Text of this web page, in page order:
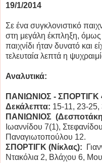
19/1/2014
Σε ένα συγκλονιστικό
στη μεγάλη έκπληξη, όμως
παιχνίδι ήταν δυνατό και
τελευταία λεπτά η
Αναλυτικά:
ΠΑΝΙΩΝΙΟΣ - ΣΠΟΡΤΙΓΚ
Δεκάλεπτα: 15-11, 23-
ΠΑΝΙΩΝΙΟΣ
Ιωαννίδου 7(1),
Παναγιωτοπούλου 12.
ΣΠΟΡΤΙΓΚ (Νίκλας):
Ντακόλια 2, Βλάχου 6,